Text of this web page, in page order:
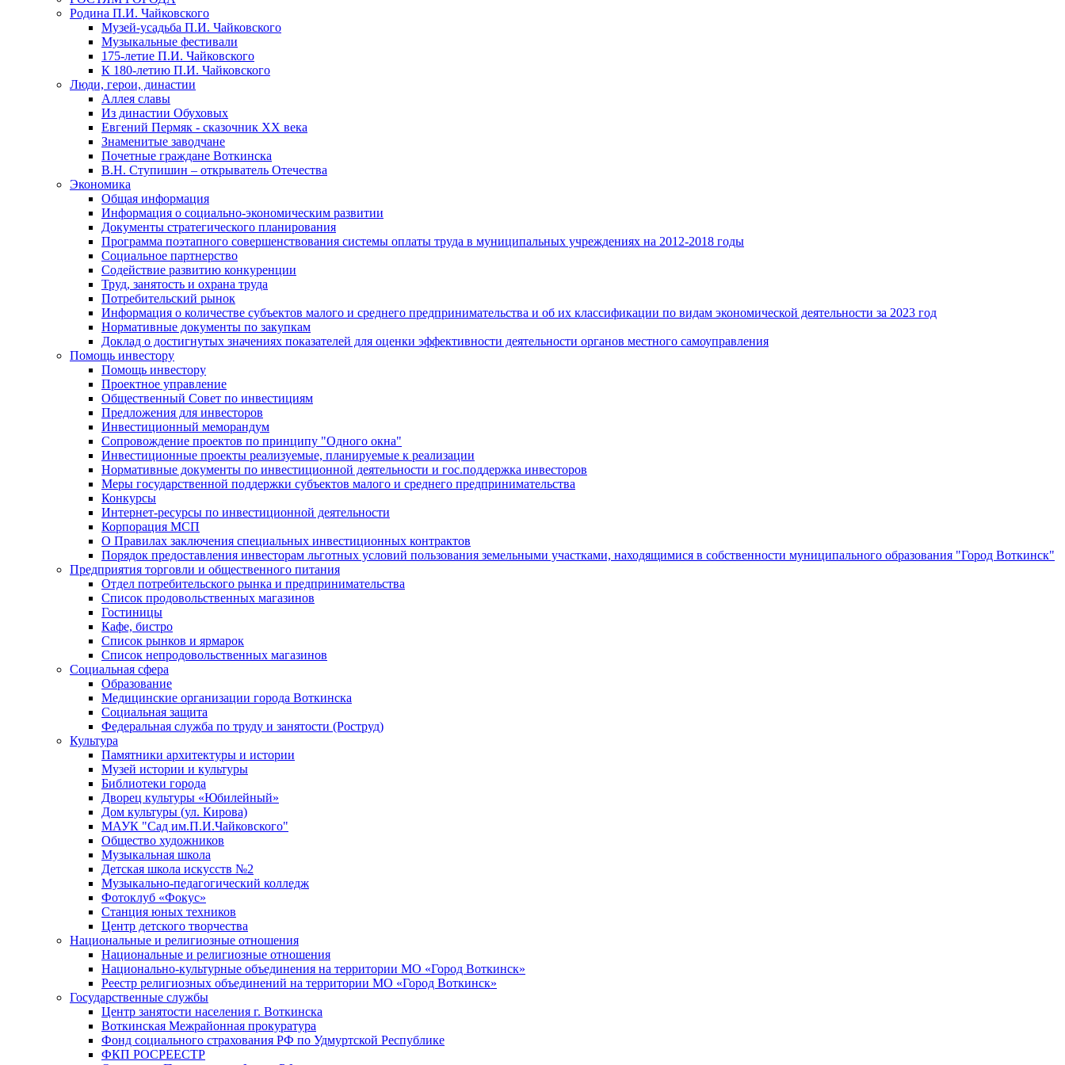
Родина П.И. Чайковского
Музей-усадьба П.И. Чайковского
Музыкальные фестивали
175-летие П.И. Чайковского
К 180-летию П.И. Чайковского
Люди, герои, династии
Аллея славы
Из династии Обуховых
Евгений Пермяк - сказочник XX века
Знаменитые заводчане
Почетные граждане Воткинска
В.Н. Ступишин – открыватель Отечества
Экономика
Общая информация
Информация о социально-экономическим развитии
Документы стратегического планирования
Программа поэтапного совершенствования системы оплаты труда в муниципальных учреждениях на 2012-2018 годы
Социальное партнерство
Содействие развитию конкуренции
Труд, занятость и охрана труда
Потребительский рынок
Информация о количестве субъектов малого и среднего предпринимательства и об их классификации по видам экономической деятельности за 2023 год
Нормативные документы по закупкам
Доклад о достигнутых значениях показателей для оценки эффективности деятельности органов местного самоуправления
Помощь инвестору
Помощь инвестору
Проектное управление
Общественный Совет по инвестициям
Предложения для инвесторов
Инвестиционный меморандум
Сопровождение проектов по принципу "Oдного окна"
Инвестиционные проекты реализуемые, планируемые к реализации
Нормативные документы по инвестиционной деятельности и гос.поддержка инвесторов
Меры государственной поддержки субъектов малого и среднего предпринимательства
Конкурсы
Интернет-ресурсы по инвестиционной деятельности
Корпорация МСП
О Правилах заключения специальных инвестиционных контрактов
Порядок предоставления инвесторам льготных условий пользования земельными участками, находящимися в собственности муниципального образования "Город Воткинск"
Предприятия торговли и общественного питания
Отдел потребительского рынка и предпринимательства
Список продовольственных магазинов
Гостиницы
Кафе, бистро
Cписок рынков и ярмарок
Список непродовольственных магазинов
Социальная сфера
Образование
Медицинские организации города Воткинска
Социальная защита
Федеральная служба по труду и занятости (Роструд)
Культура
Памятники архитектуры и истории
Музей истории и культуры
Библиотеки города
Дворец культуры «Юбилейный»
Дом культуры (ул. Кирова)
МАУК "Сад им.П.И.Чайковского"
Общество художников
Музыкальная школа
Детская школа искусств №2
Музыкально-педагогический колледж
Фотоклуб «Фокус»
Станция юных техников
Центр детского творчества
Национальные и религиозные отношения
Национальные и религиозные отношения
Национально-культурные объединения на территории МО «Город Воткинск»
Реестр религиозных объединений на территории МО «Город Воткинск»
Государственные службы
Центр занятости населения г. Воткинска
Воткинская Межрайонная прокуратура
Фонд социального страхования РФ по Удмуртской Республике
ФКП РОСРЕЕСТР